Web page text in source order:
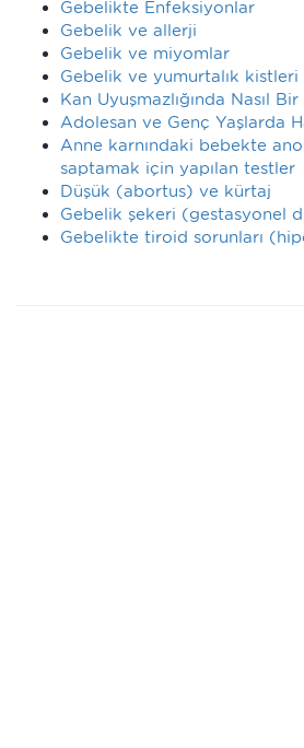
Gebelikte Enfeksiyonlar
Gebelik ve allerji
Gebelik ve miyomlar
Gebelik ve yumurtalık kistleri
Kan Uyuşmazlığında Nasıl
Adolesan ve Genç Yaşlarda
Anne karnındaki bebekte
saptamak için yapılan testler
Düşük (abortus) ve kürtaj
Gebelik şekeri (gestasyonel
Gebelikte tiroid sorunları